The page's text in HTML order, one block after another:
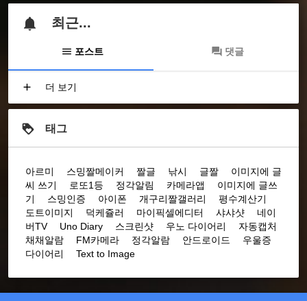
최근...
포스트 댓글
더 보기
태그
아르미 스밍짤메이커 짤글 낚시 글짤
이미지에 글
씨 쓰기
로또1등 정각알림 카메라앱
이미지에 글쓰
기
스밍인증 아이폰 개구리짤갤러리
평수계산기
도트이미지
덕케쥴러 마이픽셀에디터 샤샤샷
네이
버TV
Uno Diary 스크린샷 우노 다이어리
자동캡처
채채알람
FM카메라 정각알람 안드로이드
우울증
다이어리
Text to Image